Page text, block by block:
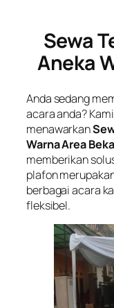
Sewa
Aneka
Anda sedang
acara anda?
menawarkan
Warna Area
memberikan
plafon
berbagai acara
fleksibel.